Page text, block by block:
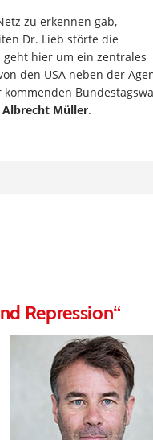
zu erkennen gab,
Dr. Lieb störte die
geht hier um ein zentrales
den USA neben der
Albrecht Müller.
Repression“